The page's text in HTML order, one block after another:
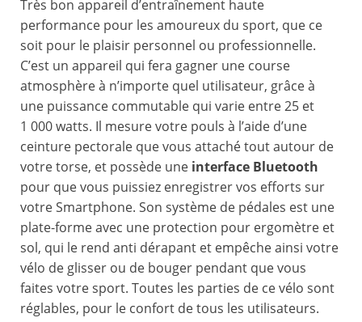
Très bon appareil d’entraînement haute
performance pour les amoureux du sport, que ce
soit pour le plaisir personnel ou professionnelle.
C’est un appareil qui fera gagner une course
atmosphère à n’importe quel utilisateur, grâce à
une puissance commutable qui varie entre 25 et
1 000 watts. Il mesure votre pouls à l’aide d’une
ceinture pectorale que vous attaché tout autour de
votre torse, et possède une interface Bluetooth
pour que vous puissiez enregistrer vos efforts sur
votre Smartphone. Son système de pédales est une
plate-forme avec une protection pour ergomètre et
sol, qui le rend anti dérapant et empêche ainsi votre
vélo de glisser ou de bouger pendant que vous
faites votre sport. Toutes les parties de ce vélo sont
réglables, pour le confort de tous les utilisateurs.